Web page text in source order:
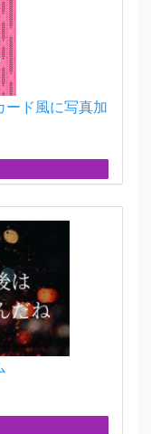
ード風に写真加